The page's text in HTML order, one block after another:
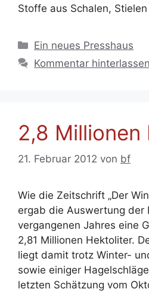
Stoffe aus Schalen,
Kategorien
Ein neues Presshaus
Kommentar hinterlassen
2,8
21. Februar 2012 von bf
Wie die Zeitschrift „Der
ergab die Auswertung der
vergangenen Jahres eine
2,81 Millionen Hektoliter.
liegt damit trotz Winter-
sowie einiger
letzten Schätzung vom